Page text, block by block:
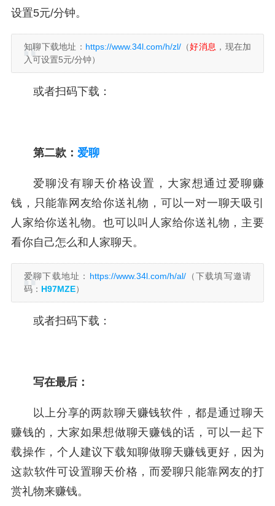
设置5元/分钟。
知聊下载地址： https://www.34l.com/h/zl/（好消息 ，现在加
入可设置5元/分钟）
或者扫码下载：
第二款： 爱聊
爱聊没有聊天价格设置，大家想通过爱聊赚
钱，只能靠网友给你送礼物，可以一对一聊天吸引
人家给你送礼物。也可以叫人家给你送礼物，主要
看你自己怎么和人家聊天。
爱聊下载地址： https://www.34l.com/h/al/（下载填写邀请
码： H97MZE）
或者扫码下载：
写在最后：
以上分享的两款聊天赚钱软件，都是通过聊天
赚钱的，大家如果想做聊天赚钱的话，可以一起下
载操作，个人建议下载知聊做聊天赚钱更好，因为
这款软件可设置聊天价格，而爱聊只能靠网友的打
赏礼物来赚钱。